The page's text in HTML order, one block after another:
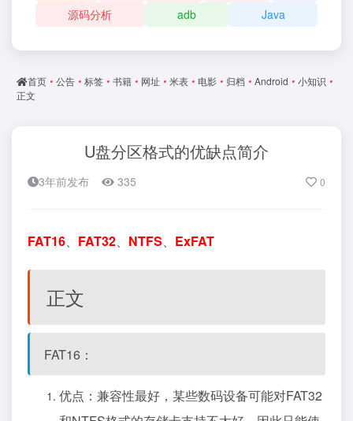
源码分析
adb Java
首页 • 公告 • 标签 • 书籍 • 网址 • 米表 • 电影 • 归档 • Android • 小知识 •
正文
U盘分区格式的优缺点简介
3年前发布 335 0
FAT16、 FAT32、 NTFS、 ExFAT
正文
FAT16：
优点：兼容性最好，某些数码设备可能对FAT32